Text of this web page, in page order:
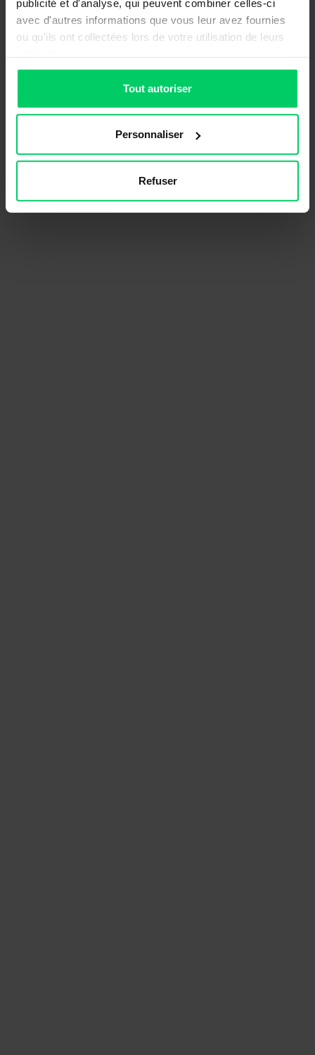
publicité et d'analyse, qui peuvent combiner celles-ci
avec d'autres informations que vous leur avez fournies
ou qu'ils ont collectées lors de votre utilisation de leurs
Tout autoriser
Personnaliser
Refuser